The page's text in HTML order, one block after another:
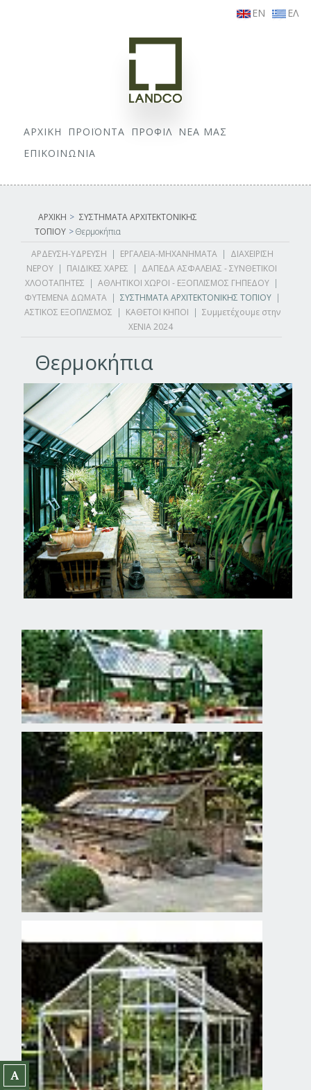
EN ΕΛ
ΑΡΧΙΚΗ ΠΡΟΪΟΝΤΑ ΠΡΟΦΙΛ ΝΕΑ ΜΑΣ
ΕΠΙΚΟΙΝΩΝΙΑ
ΑΡΧΙΚΗ > ΣΥΣΤΗΜΑΤΑ ΑΡΧΙΤΕΚΤΟΝΙΚΗΣ
ΤΟΠΙΟΥ >Θερμοκήπια
ΑΡΔΕΥΣΗ-ΥΔΡΕΥΣΗ | ΕΡΓΑΛΕΙΑ-ΜΗΧΑΝΗΜΑΤΑ | ΔΙΑΧΕΙΡΙΣΗ
ΝΕΡΟΥ | ΠΑΙΔΙΚΕΣ ΧΑΡΕΣ | ΔΑΠΕΔΑ ΑΣΦΑΛΕΙΑΣ - ΣΥΝΘΕΤΙΚΟΙ
ΧΛΟΟΤΑΠΗΤΕΣ | ΑΘΛΗΤΙΚΟΙ ΧΩΡΟΙ - ΕΞΟΠΛΙΣΜΟΣ ΓΗΠΕΔΟΥ |
ΦΥΤΕΜΕΝΑ ΔΩΜΑΤΑ | ΣΥΣΤΗΜΑΤΑ ΑΡΧΙΤΕΚΤΟΝΙΚΗΣ ΤΟΠΙΟΥ |
ΑΣΤΙΚΟΣ ΕΞΟΠΛΙΣΜΟΣ | ΚΑΘΕΤΟΙ ΚΗΠΟΙ | Συμμετέχουμε στην
XENIA 2024
Θερμοκήπια